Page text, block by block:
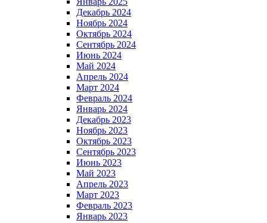
Декабрь 2024
Ноябрь 2024
Октябрь 2024
Сентябрь 2024
Июнь 2024
Май 2024
Апрель 2024
Март 2024
Февраль 2024
Январь 2024
Декабрь 2023
Ноябрь 2023
Октябрь 2023
Сентябрь 2023
Июнь 2023
Май 2023
Апрель 2023
Март 2023
Февраль 2023
Январь 2023